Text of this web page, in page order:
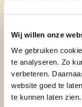
Wij willen onze
We gebruiken
te analyseren. Zo
verbeteren.
website goed te
te kunnen laten zien.
zorgt ervoor dat de
dunner, zachter en
van krijgen. De
ontstaan zijn pijn,
Artrose komt vooral
handen. Echter,